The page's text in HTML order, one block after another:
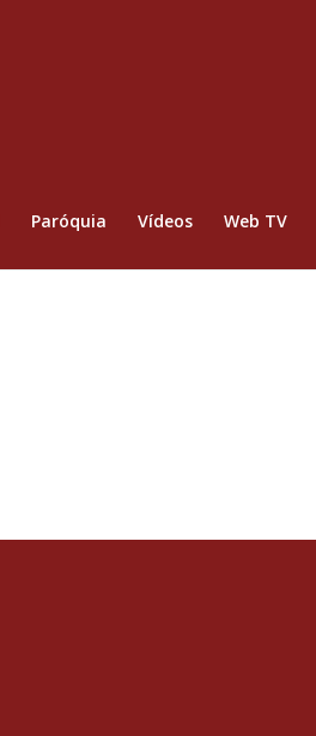
Paróquia Vídeos Web TV